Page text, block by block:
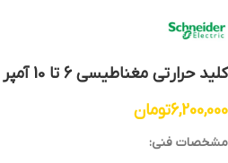
کلید حرارتی مغناطیسی 6 تا 10 آمپر اشنایدر GV2ME14
6,200,000تومان
مشخصات فنی: